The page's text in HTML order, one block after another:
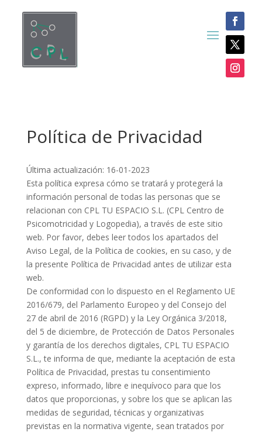
Política de Privacidad
Última actualización: 16-01-2023
Esta política expresa cómo se tratará y protegerá la
información personal de todas las personas que se
relacionan con CPL TU ESPACIO S.L. (CPL Centro de
Psicomotricidad y Logopedia), a través de este sitio
web. Por favor, debes leer todos los apartados del
Aviso Legal, de la Política de cookies, en su caso, y de
la presente Política de Privacidad antes de utilizar esta
web.
De conformidad con lo dispuesto en el Reglamento UE
2016/679, del Parlamento Europeo y del Consejo del
27 de abril de 2016 (RGPD) y la Ley Orgánica 3/2018,
del 5 de diciembre, de Protección de Datos Personales
y garantía de los derechos digitales, CPL TU ESPACIO
S.L., te informa de que, mediante la aceptación de esta
Política de Privacidad, prestas tu consentimiento
expreso, informado, libre e inequívoco para que los
datos que proporcionas, y sobre los que se aplican las
medidas de seguridad, técnicas y organizativas
previstas en la normativa vigente, sean tratados por